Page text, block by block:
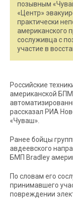
позывным
«Центр»
практически
американского
сослуживца с
участие в
Российские
американской БПМ
рассказал РИА
«Чуваш».
Ранее бойцы
авдеевского
БМП Bradley
По словам его
принимавшего
повреждении